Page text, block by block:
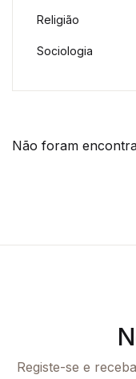
Não foram
Religião
Sociologia
Registe-se e